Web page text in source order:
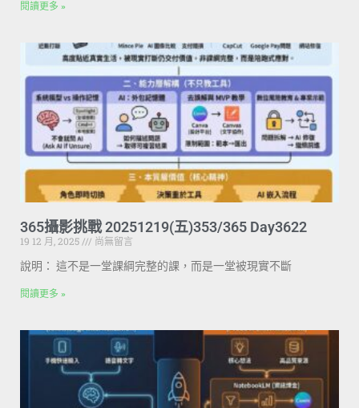
閱讀更多 »
365攝影挑戰 20251219(五)353/365 Day3622
19 12 月, 2025
尚無留言
說明： 這不是一堂課綱完整的課，而是一堂被現實不斷
閱讀更多 »